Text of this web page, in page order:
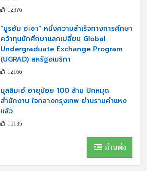
12376
“นูรฮัม ฮะซา” หนึ่งความสำเร็จทางการศึกษา
คว้าทุนนักศึกษาแลกเปลี่ยน Global
Undergraduate Exchange Program
(UGRAD) สหรัฐอเมริกา
12166
มุสลิมะฮ์ อายุน้อย 100 ล้าน ปักหมุด
สำนักงาน ใจกลางกรุงเทพ ย่านรามคำแหง
แล้ว
15135
อ่านต่อ